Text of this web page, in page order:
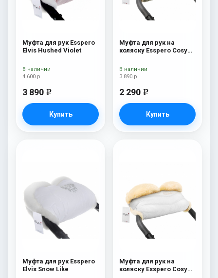
Муфта для рук Esspero
Elvis Hushed Violet
4 600 р
3 890 e
Купить
В наличии
Муфта для рук на
коляску Esspero Cosy
3 890 р
2 290 e
Купить
В наличии
Муфта для рук Esspero
Elvis Snow Like
Муфта для рук на
коляску Esspero Cosy